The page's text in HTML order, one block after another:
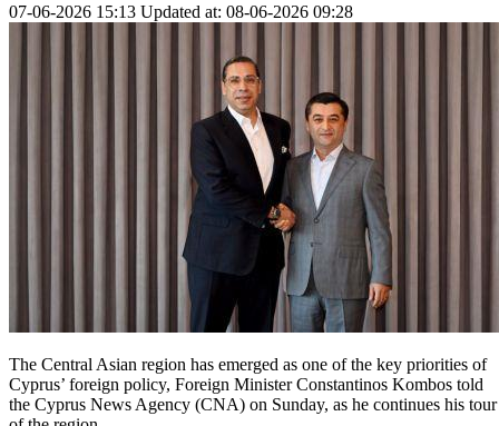
07-06-2026 15:13 Updated at: 08-06-2026 09:28
The Central Asian region has emerged as one of the key priorities of
Cyprus’ foreign policy, Foreign Minister Constantinos Kombos told
the Cyprus News Agency (CNA) on Sunday, as he continues his tour